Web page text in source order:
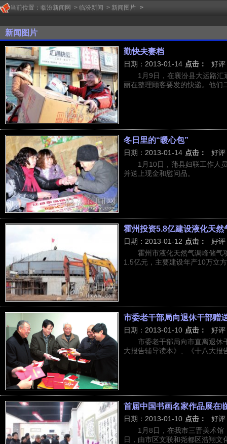
当前位置： 临汾新闻网 > 临汾新闻 > 新闻图片 >
新闻图片
勤快夫妻档
日期：2013-01-14 点击：
好评
1月9日，在襄汾县大运路
丽在整理顾客要发的快递。他们
冬日里的“暖心包”
日期：2013-01-14 点击：
好评
1月10日，蒲县妇联工作人
并送上现金和慰问品。
霍州投资5.8亿建设液化天然
日期：2013-01-12 点击：
好评
霍州市液化天然气调峰储气
1.5亿元，主要建设年产10万立
市委老干部局向退休干部赠
日期：2013-01-10 点击：
好评
市委老干部局向市直离退休
大报告辅导读本》、《十八大报
首届中国书画名家作品展在
日期：2013-01-10 点击：
好评
1月8日，在我市三晋美术
日，由市区文联和尧都区浩翔文